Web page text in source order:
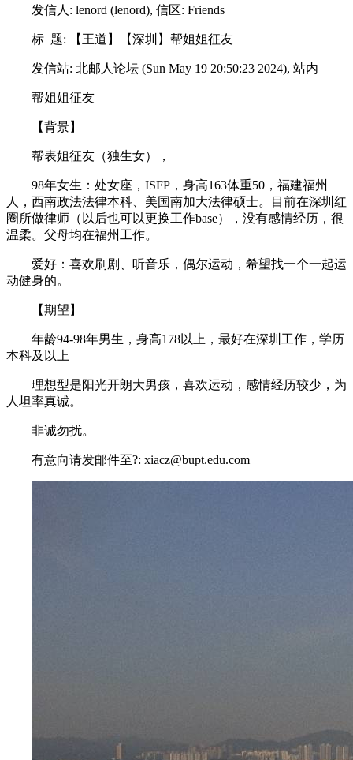
发信人: lenord (lenord), 信区: Friends
标 题: 【王道】【深圳】帮姐姐征友
发信站: 北邮人论坛 (Sun May 19 20:50:23 2024), 站内
帮姐姐征友
【背景】
帮表姐征友（独生女），
98年女生：处女座，ISFP，身高163体重50，福建福州
人，西南政法法律本科、美国南加大法律硕士。目前在深圳红
圈所做律师（以后也可以更换工作base），没有感情经历，很
温柔。父母均在福州工作。
爱好：喜欢刷剧、听音乐，偶尔运动，希望找一个一起运
动健身的。
【期望】
年龄94-98年男生，身高178以上，最好在深圳工作，学历
本科及以上
理想型是阳光开朗大男孩，喜欢运动，感情经历较少，为
人坦率真诚。
非诚勿扰。
有意向请发邮件至?: xiacz@bupt.edu.com